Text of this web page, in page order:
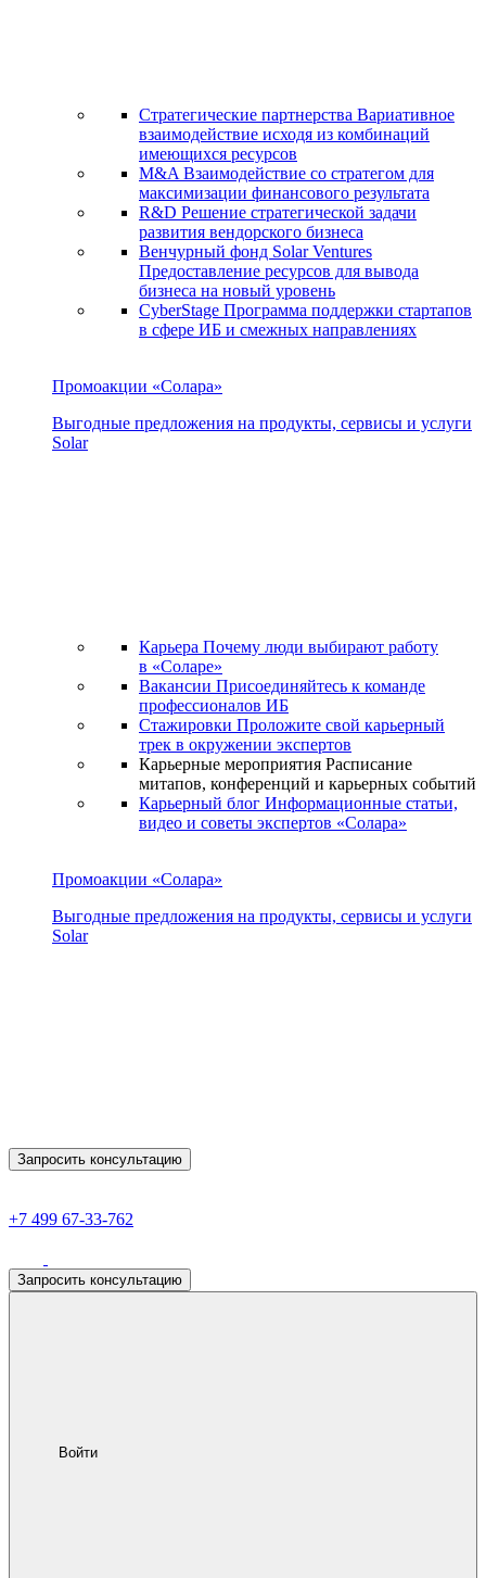
Стратегические партнерства Вариативное
взаимодействие исходя из комбинаций
имеющихся ресурсов
M&A Взаимодействие со стратегом для
максимизации финансового результата
R&D Решение стратегической задачи
развития вендорского бизнеса
Венчурный фонд Solar Ventures
Предоставление ресурсов для вывода
бизнеса на новый уровень
CyberStage Программа поддержки стартапов
в сфере ИБ и смежных направлениях
Промоакции «Солара»
Выгодные предложения на продукты, сервисы и услуги
Solar
Карьера Почему люди выбирают работу
в «Соларе»
Вакансии Присоединяйтесь к команде
профессионалов ИБ
Стажировки Проложите свой карьерный
трек в окружении экспертов
Карьерные мероприятия Расписание
митапов, конференций и карьерных событий
Карьерный блог Информационные статьи,
видео и советы экспертов «Солара»
Промоакции «Солара»
Выгодные предложения на продукты, сервисы и услуги
Solar
Запросить консультацию
+7 499 67-33-762
Запросить консультацию
Войти